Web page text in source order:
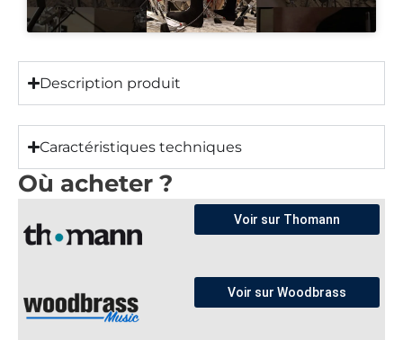
Description produit
Caractéristiques techniques
Où acheter ?
Voir sur Thomann
Voir sur Woodbrass